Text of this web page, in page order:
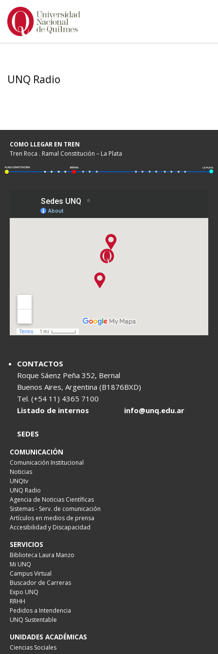
Ir
UNQ Radio
COMO LLEGAR EN TREN
Tren Roca . Ramal Constitución – La Plata
CONTACTOS
Roque Sáenz Peña 352, Bernal
Buenos Aires, Argentina (B1876BXD)
Tel. (+54 11) 4365 7100
Listado de internos
info@unq.edu.ar
SEDES
COMUNICACIÓN
Comunicación Institucional
Noticias
UNQtv
UNQ Radio
Agencia de Noticias Científicas
Sistemas - Serv. de comunicación
Artículos en medios de prensa
Accesibilidad y Discapacidad
SERVICIOS
Biblioteca Laura Manzo
Mi UNQ
Campus Virtual
Buscador de Carreras
Expo UNQ
RRHH
Pedidos a Intendencia
UNQ Sustentable
UNIDADES ACADÉMICAS
Ciencias Sociales